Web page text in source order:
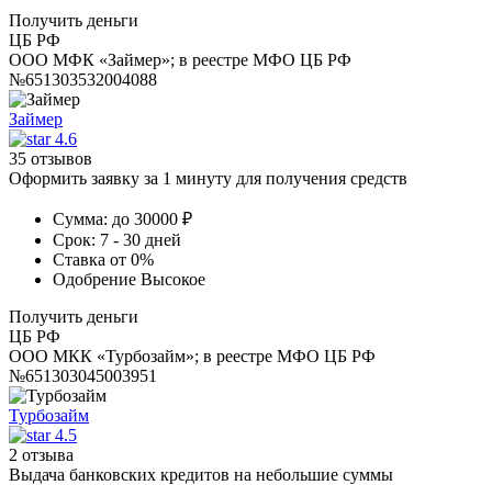
Получить деньги
ЦБ РФ
ООО МФК «Займер»; в реестре МФО ЦБ РФ
№651303532004088
Займер
4.6
35 отзывов
Оформить заявку за 1 минуту для получения средств
Сумма: до 30000 ₽
Срок: 7 - 30 дней
Ставка от 0%
Одобрение Высокое
Получить деньги
ЦБ РФ
ООО МКК «Турбозайм»; в реестре МФО ЦБ РФ
№651303045003951
Турбозайм
4.5
2 отзыва
Выдача банковских кредитов на небольшие суммы